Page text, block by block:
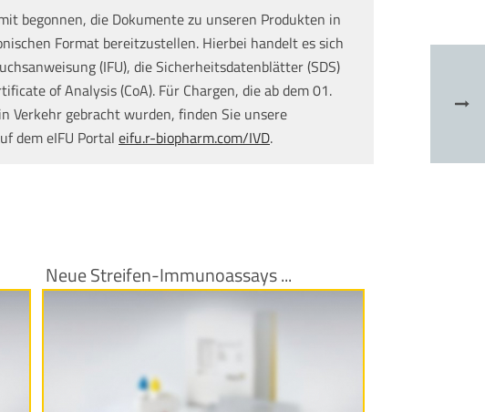
begonnen, die Dokumente zu unseren Produkten in
Format bereitzustellen. Hierbei handelt es sich
(IFU), die Sicherheitsdatenblätter (SDS)
of Analysis (CoA). Für Chargen, die ab dem 01.
Verkehr gebracht wurden, finden Sie unsere
dem eIFU Portal eifu.r-biopharm.com/IVD.
Neue Streifen-Immunoassays ...
Produktinformationen